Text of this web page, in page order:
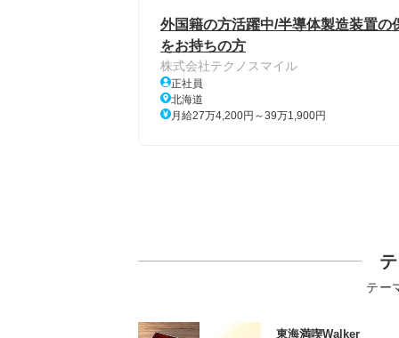
外国籍の方活躍中/半導体製造装置
をお持ちの方
株式会社テクノスマイル
正社員
北海道
月給27万4,200円～39万1,900円
テー
東海満喫Walker